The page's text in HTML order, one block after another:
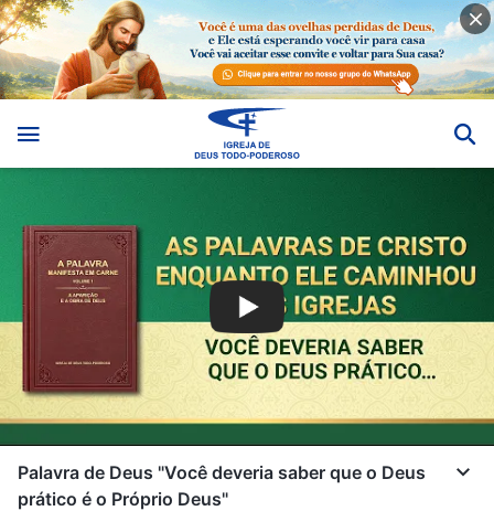
Palavra de Deus "Você deveria saber que o Deus
prático é o Próprio Deus"